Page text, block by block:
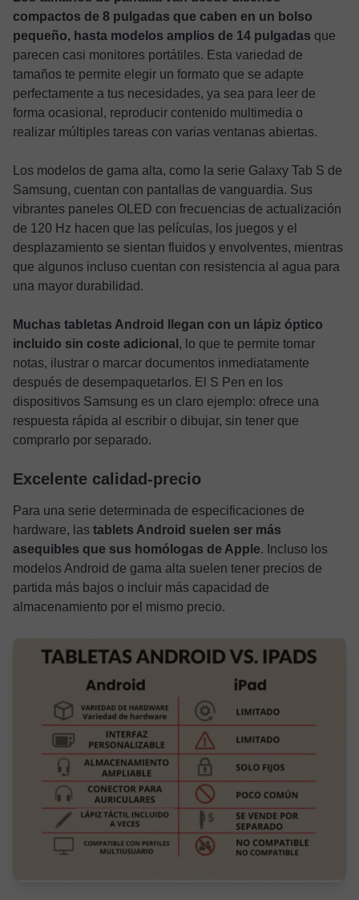
compactos de 8 pulgadas que caben en un bolso
pequeño, hasta modelos amplios de 14 pulgadas que
parecen casi monitores portátiles. Esta variedad de
tamaños te permite elegir un formato que se adapte
perfectamente a tus necesidades, ya sea para leer de
forma ocasional, reproducir contenido multimedia o
realizar múltiples tareas con varias ventanas abiertas.
Los modelos de gama alta, como la serie Galaxy Tab S de
Samsung, cuentan con pantallas de vanguardia. Sus
vibrantes paneles OLED con frecuencias de actualización
de 120 Hz hacen que las películas, los juegos y el
desplazamiento se sientan fluidos y envolventes, mientras
que algunos incluso cuentan con resistencia al agua para
una mayor durabilidad.
Muchas tabletas Android llegan con un lápiz óptico
incluido sin coste adicional , lo que te permite tomar
notas, ilustrar o marcar documentos inmediatamente
después de desempaquetarlos. El S Pen en los
dispositivos Samsung es un claro ejemplo: ofrece una
respuesta rápida al escribir o dibujar, sin tener que
comprarlo por separado.
Excelente calidad-precio
Para una serie determinada de especificaciones de
hardware, las tablets Android suelen ser más
asequibles que sus homólogas de Apple. Incluso los
modelos Android de gama alta suelen tener precios de
partida más bajos o incluir más capacidad de
almacenamiento por el mismo precio.